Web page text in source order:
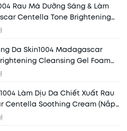
Rau Má Dưỡng Sáng & Làm
Centella Tone Brightening
Da Skin1004 Madagascar
Cleansing Gel Foam
Làm Dịu Da Chiết Xuất Rau
Centella Soothing Cream (Nắp